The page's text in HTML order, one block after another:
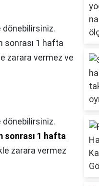
dönebilirsiniz.
sonrası 1 hafta
zarara vermez ve
dönebilirsiniz.
sonrası 1 hafta
zarara vermez